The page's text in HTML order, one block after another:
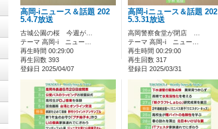
高岡-iニュース＆話題 202
5.4.7放送
古城公園の桜 今週が…
テーマ 高岡-i ニュー…
再生時間 00:29:00
再生回数 393
登録日 2025/04/07
高岡-iニュース＆話題 202
5.3.31放送
高岡警察食堂が閉店 …
テーマ 高岡-i ニュー…
再生時間 00:29:00
再生回数 317
登録日 2025/03/31